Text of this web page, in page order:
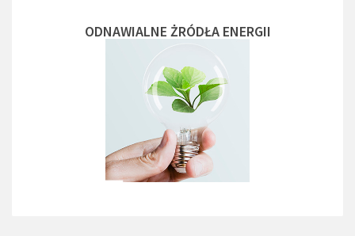
ODNAWIALNE ŻRÓDŁA ENERGII